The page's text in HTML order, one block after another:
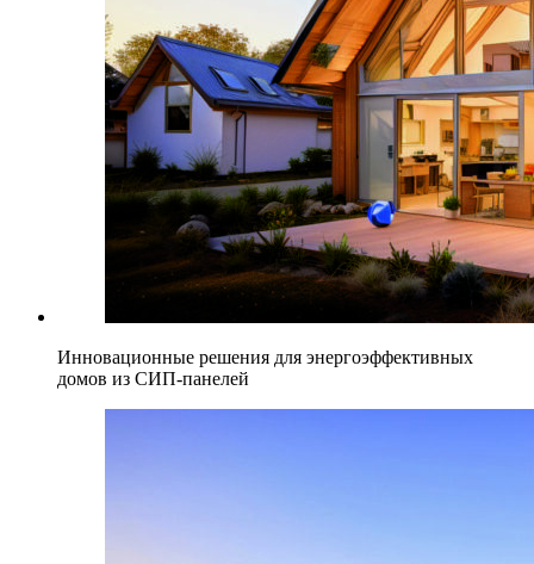
Инновационные решения для энергоэффективных
домов из СИП-панелей